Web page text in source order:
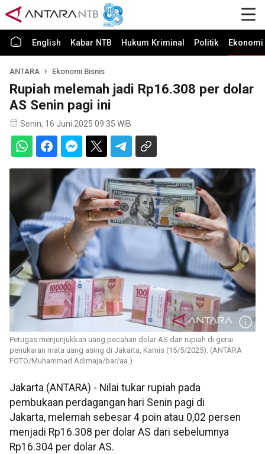
English Kabar NTB Hukum Kriminal Politik
ANTARA Ekonomi Bisnis
Rupiah melemah jadi Rp16.308 per dolar
AS Senin pagi ini
Senin, 16 Juni 2025 09:35 WIB
Petugas menjunjukkan uang pecahan dolar AS dan rupiah di gerai
penukaran mata uang asing di Jakarta, Kamis (15/5/2025). (ANTARA
FOTO/Muhammad Adimaja/bar/aa.)
Jakarta (ANTARA) - Nilai tukar rupiah pada
pembukaan perdagangan hari Senin pagi di
Jakarta, melemah sebesar 4 poin atau 0,02 persen
menjadi Rp16.308 per dolar AS dari sebelumnya
Rp16.304 per dolar AS.